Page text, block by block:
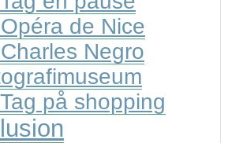
de Nice
Negro
på shopping